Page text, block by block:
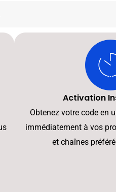
Activation
Obtenez votre code en
immédiatement à vos
et chaînes